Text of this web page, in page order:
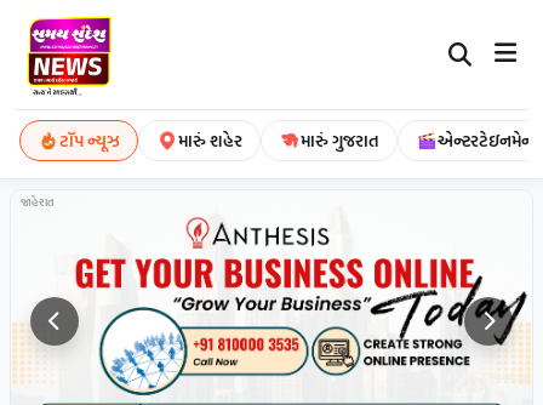
ટૉપ ન્યૂઝ મારું શહેર મારું ગુજરાત એન્ટરટેઇનમેન્ટ
જાહેરાત